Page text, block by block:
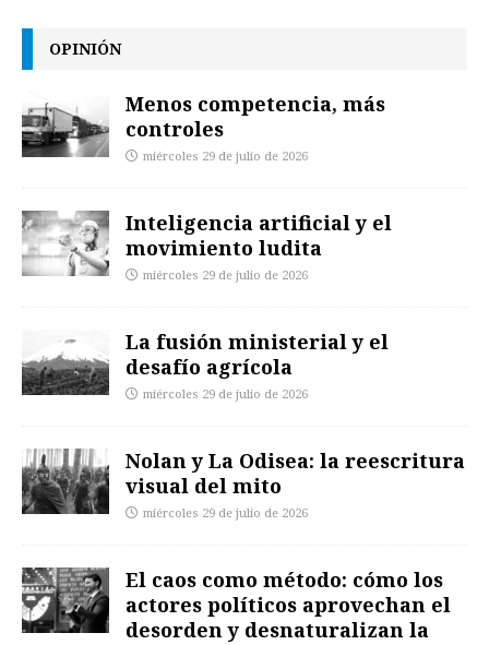
OPINIÓN
Menos competencia, más
controles
miércoles 29 de julio de 2026
Inteligencia artificial y el
movimiento ludita
miércoles 29 de julio de 2026
La fusión ministerial y el
desafío agrícola
miércoles 29 de julio de 2026
Nolan y La Odisea: la reescritura
visual del mito
miércoles 29 de julio de 2026
El caos como método: cómo los
actores políticos aprovechan el
desorden y desnaturalizan la